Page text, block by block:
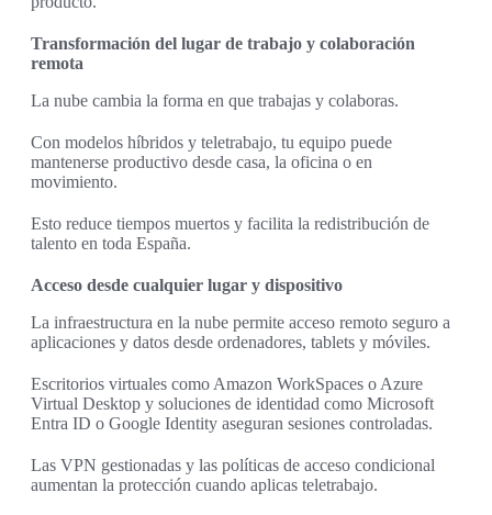
Transformación del lugar de trabajo y colaboración
remota
La nube cambia la forma en que trabajas y colaboras.
Con modelos híbridos y teletrabajo, tu equipo puede
mantenerse productivo desde casa, la oficina o en
movimiento.
Esto reduce tiempos muertos y facilita la redistribución de
talento en toda España.
Acceso desde cualquier lugar y dispositivo
La infraestructura en la nube permite acceso remoto seguro a
aplicaciones y datos desde ordenadores, tablets y móviles.
Escritorios virtuales como Amazon WorkSpaces o Azure
Virtual Desktop y soluciones de identidad como Microsoft
Entra ID o Google Identity aseguran sesiones controladas.
Las VPN gestionadas y las políticas de acceso condicional
aumentan la protección cuando aplicas teletrabajo.